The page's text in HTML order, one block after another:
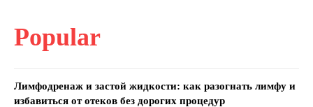
Popular
Лимфодренаж и застой жидкости: как разогнать лимфу и
избавиться от отеков без дорогих процедур